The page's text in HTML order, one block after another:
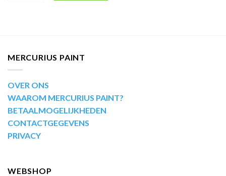
MERCURIUS PAINT
OVER ONS
WAAROM MERCURIUS PAINT?
BETAALMOGELIJKHEDEN
CONTACTGEGEVENS
PRIVACY
WEBSHOP